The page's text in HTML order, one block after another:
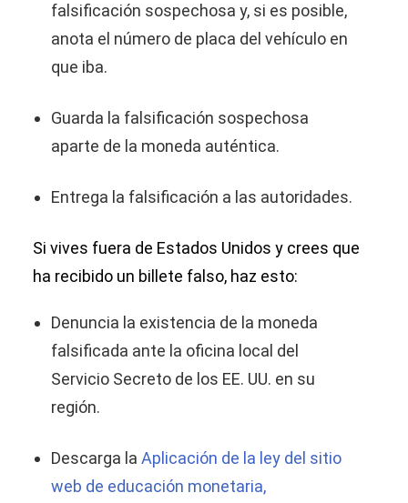
falsificación sospechosa y, si es posible,
anota el número de placa del vehículo en
que iba.
Guarda la falsificación sospechosa
aparte de la moneda auténtica.
Entrega la falsificación a las autoridades.
Si vives fuera de Estados Unidos y crees que
ha recibido un billete falso, haz esto:
Denuncia la existencia de la moneda
falsificada ante la oficina local del
Servicio Secreto de los EE. UU. en su
región.
Descarga la Aplicación de la ley del sitio
web de educación monetaria,